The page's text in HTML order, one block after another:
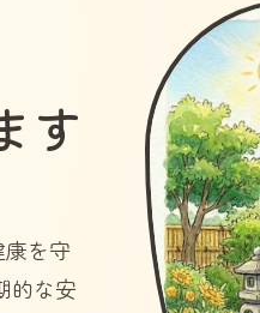
す
を守
的な安